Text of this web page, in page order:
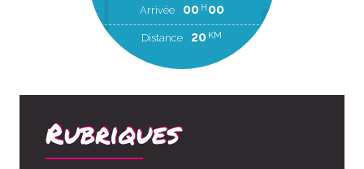
Arrivée 00 H 00
Distance 20 KM
Rubriques